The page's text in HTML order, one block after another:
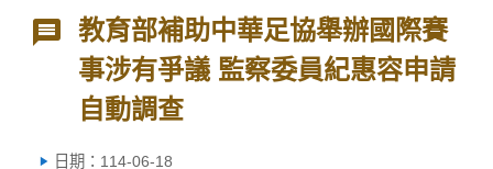
教育部補助中華足協舉辦國際賽
事涉有爭議 監察委員紀惠容申請
自動調查
日期：114-06-18